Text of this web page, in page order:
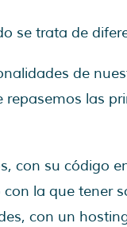
se trata de
de
las
con su código
la que tener
con un